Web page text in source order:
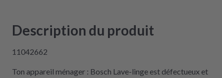
Description du produit
11042662
Ton appareil ménager : Bosch Lave-linge est défectueux et